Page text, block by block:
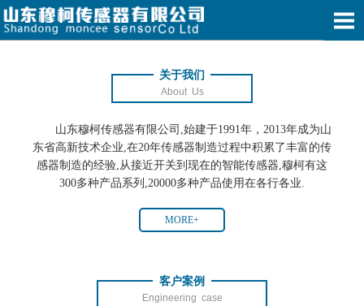
关于我们
About Us
山东穆柯传感器有限公司,始建于1991年，2013年成为山
东省高新技术企业,在20年传感器制造过程中积累了丰富的传
感器制造的经验,从接近开关到现在的智能传感器,穆柯有这
300多种产品系列,20000多种产品使用在各行各业.
MORE+
客户案例
Engineering case